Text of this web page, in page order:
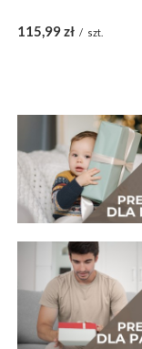
115,99 zł / szt.